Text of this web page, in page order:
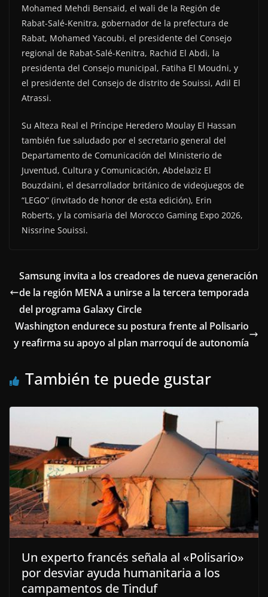
Mohamed Mehdi Bensaid, el wali de la Región de
Rabat-Salé-Kenitra, gobernador de la prefectura de
Rabat, Mohamed Yacoubi, el presidente del Consejo
regional de Rabat-Salé-Kenitra, Rachid El Abdi, la
presidenta del Consejo municipal, Fatiha El Moudni, y
el presidente del Consejo de distrito de Souissi, Adil El
Atrassi.
Su Alteza Real el Príncipe Heredero Moulay El Hassan
también fue saludado por el secretario general del
Departamento de Comunicación del Ministerio de
Juventud, Cultura y Comunicación, Abdelaziz El
Bouzdaini, el desarrollador británico de videojuegos de
“LEGO” (invitado de honor de esta edición), Erin
Roberts, y la comisaria del Morocco Gaming Expo 2026,
Nissrine Souissi.
Samsung invita a los creadores de nueva generación
de la región MENA a unirse a la tercera temporada
del programa Galaxy Circle
Washington endurece su postura frente al Polisario
y reafirma su apoyo al plan marroquí de autonomía
También te puede gustar
Un experto francés señala al «Polisario»
por desviar ayuda humanitaria a los
campamentos de Tinduf